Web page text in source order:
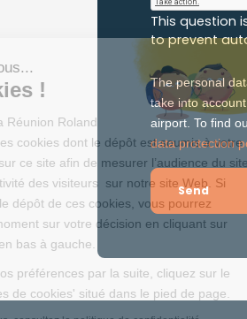
Salut c'est nous...
les Cookies !
L’Aéroport de la Réunion Roland
Garros utilise des cookies dont le dépôt
consentement sur ce site afin de mesurer
et analyser l'activité des visiteurs sur
vous acceptez le dépôt de ces cookies,
revenir à tout moment sur votre décision
l’icône Axeptio en bas à gauche.
Pour modifier vos préférences par la
lien 'Préférences de cookies' situé dans
This question
to prevent
The personal
take into
airport. To find
data protection